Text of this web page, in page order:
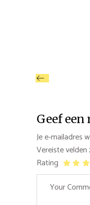
Geef een
Je e-mailadres
Vereiste
Rating